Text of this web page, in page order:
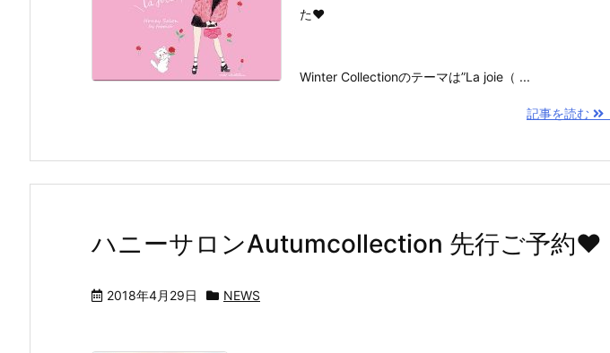
た♥
Winter Collectionのテーマは”La joie（ ...
記事を読む
ハニーサロンAutumcollection 先行ご予約♥
2018年4月29日 NEWS